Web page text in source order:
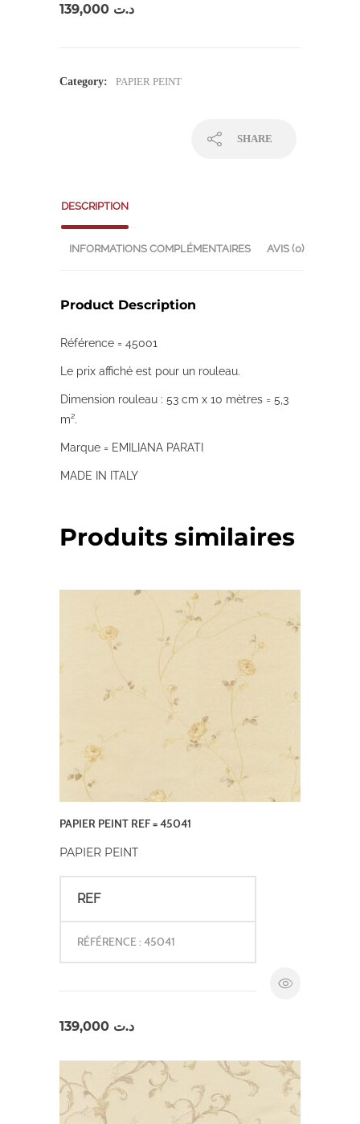
د.ت
Category: PAPIER PEINT
SHARE
DESCRIPTION
INFORMATIONS COMPLÉMENTAIRES AVIS (0)
Product Description
Référence = 45001
Le prix affiché est pour un rouleau.
Dimension rouleau : 53 cm x 10 mètres = 5,3
m².
Marque = EMILIANA PARATI
MADE IN ITALY
Produits similaires
PAPIER PEINT REF = 45041
PAPIER PEINT
REF
RÉFÉRENCE : 45041
د.ت